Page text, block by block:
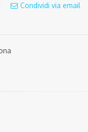
Condividi via email